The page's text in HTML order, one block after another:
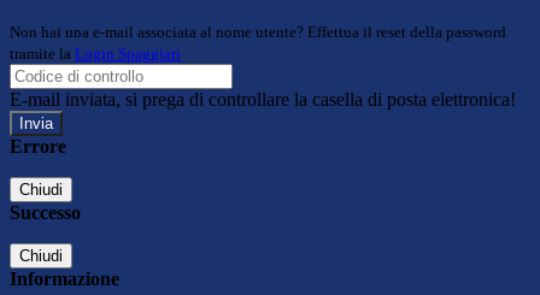
Non hai una e-mail associata al nome utente? Effettua il reset della password
tramite la Login Spaggiari
E-mail inviata, si prega di controllare la casella di posta elettronica!
Errore
Chiudi
Successo
Chiudi
Informazione